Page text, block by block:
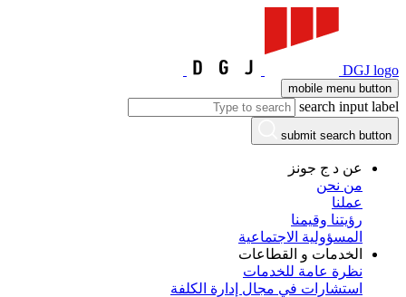
DGJ logo
mobile menu button
search input label
submit search button
عن د ج جونز
من نحن
عملنا
رؤيتنا وقيمنا
المسؤولية الاجتماعية
الخدمات و القطاعات
نظرة عامة للخدمات
استشارات في مجال إدارة الكلفة